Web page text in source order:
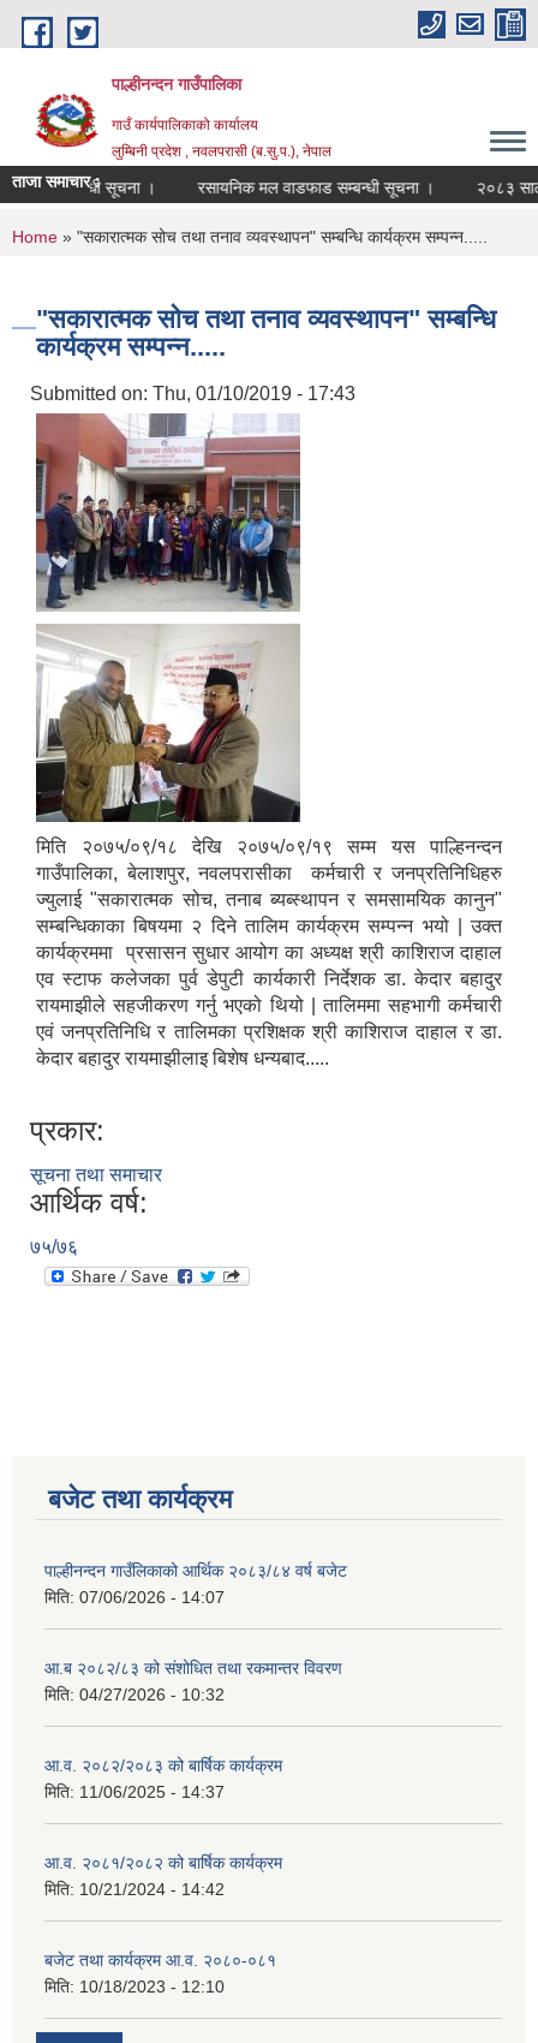
Skip to main content
पाल्हीनन्दन गाउँपालिका
गाउँ कार्यपालिकाको कार्यालय
लुम्बिनी प्रदेश , नवलपरासी (ब.सु.प.), नेपाल
ताजा समाचार :
दर्ता सम्बन्धी सूचना । रसायनिक मल वाडफाड सम्बन्धी सूचना । २०८३ साल
You are here
Home » "सकारात्मक सोच तथा तनाव व्यवस्थापन" सम्बन्धि कार्यक्रम सम्पन्न.....
"सकारात्मक सोच तथा तनाव व्यवस्थापन" सम्बन्धि
कार्यक्रम सम्पन्न.....
Submitted on: Thu, 01/10/2019 - 17:43
मिति २०७५/०९/१८ देखि २०७५/०९/१९ सम्म यस पाल्हिनन्दन
गाउँपालिका, बेलाशपुर, नवलपरासीका कर्मचारी र जनप्रतिनिधिहरु
ज्युलाई "सकारात्मक सोच, तनाब ब्यब्स्थापन र समसामयिक कानुन"
सम्बन्धिकाका बिषयमा २ दिने तालिम कार्यक्रम सम्पन्न भयो | उक्त
कार्यक्रममा प्रसासन सुधार आयोग का अध्यक्ष श्री काशिराज दाहाल
एव स्टाफ कलेजका पुर्व डेपुटी कार्यकारी निर्देशक डा. केदार बहादुर
रायमाझीले सहजीकरण गर्नु भएको थियो | तालिममा सहभागी कर्मचारी
एवं जनप्रतिनिधि र तालिमका प्रशिक्षक श्री काशिराज दाहाल र डा.
केदार बहादुर रायमाझीलाइ बिशेष धन्यबाद.....
प्रकार:
सूचना तथा समाचार
आर्थिक वर्ष:
७५/७६
बजेट तथा कार्यक्रम
पाल्हीनन्दन गाउँलिकाको आर्थिक २०८३/८४ वर्ष बजेट
मिति: 07/06/2026 - 14:07
आ.ब २०८२/८३ को संशोधित तथा रकमान्तर विवरण
मिति: 04/27/2026 - 10:32
आ.व. २०८२/२०८३ को बार्षिक कार्यक्रम
मिति: 11/06/2025 - 14:37
आ.व. २०८१/२०८२ को बार्षिक कार्यक्रम
मिति: 10/21/2024 - 14:42
बजेट तथा कार्यक्रम आ.व. २०८०-०८१
मिति: 10/18/2023 - 12:10